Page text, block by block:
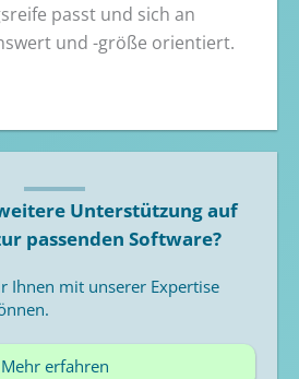
passt und sich an
und -größe orientiert.
Unterstützung auf
passenden Software?
Ihnen mit unserer Expertise
Mehr erfahren